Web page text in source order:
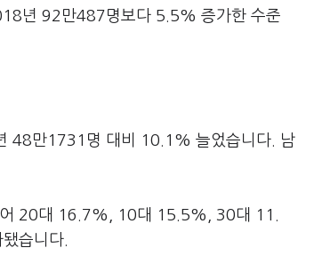
년 92만487명보다 5.5% 증가한 수준
48만1731명 대비 10.1% 늘었습니다. 남
20대 16.7%, 10대 15.5%, 30대 11.
습니다.